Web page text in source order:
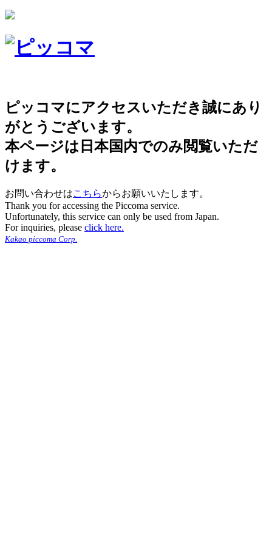
ピッコマにアクセスいただき誠にあり
がとうございます。
本ページは日本国内でのみ閲覧いただ
けます。
お問い合わせはこちらからお願いいたします。
Thank you for accessing the Piccoma service.
Unfortunately, this service can only be used from Japan.
For inquiries, please click here.
Kakao piccoma Corp.